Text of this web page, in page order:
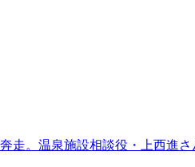
。温泉施設相談役・上西進さ